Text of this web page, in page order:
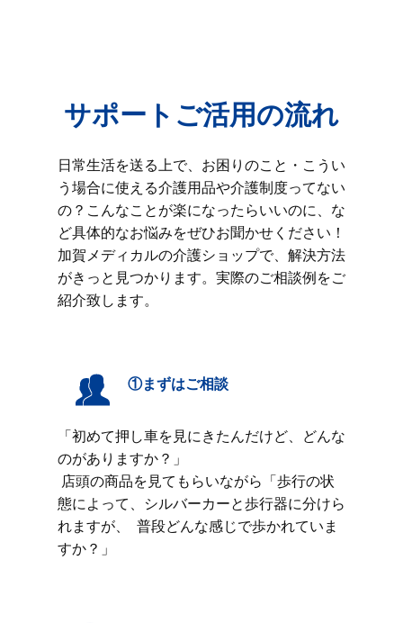
サポートご活用の流れ
日常生活を送る上で、お困りのこと・こうい
う場合に使える介護用品や介護制度ってない
の？こんなことが楽になったらいいのに、な
ど具体的なお悩みをぜひお聞かせください！
加賀メディカルの介護ショップで、解決方法
がきっと見つかります。実際のご相談例をご
紹介致します。
①まずはご相談
「初めて押し車を見にきたんだけど、どんな
のがありますか？」
店頭の商品を見てもらいながら「歩行の状
態によって、シルバーカーと歩行器に分けら
れますが、 普段どんな感じで歩かれていま
すか？」